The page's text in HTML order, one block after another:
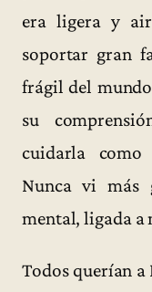
era ligera y
soportar gran
frágil del
su
cuidarla
Nunca vi más
mental, ligada a
Todos querían